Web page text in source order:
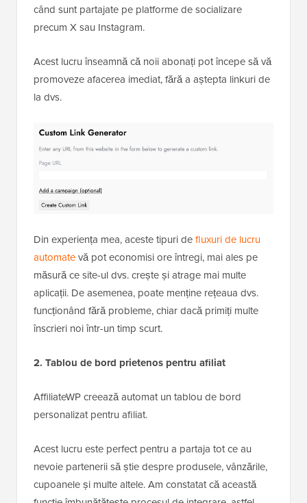
când sunt partajate pe platforme de socializare
precum X sau Instagram.
Acest lucru înseamnă că noii abonați pot începe să vă
promoveze afacerea imediat, fără a aștepta linkuri de
la dvs.
Din experiența mea, aceste tipuri defluxuri de lucru
automatevă pot economisi ore întregi, mai ales pe
măsură ce site-ul dvs. crește și atrage mai multe
aplicații. De asemenea, poate menține rețeaua dvs.
funcționând fără probleme, chiar dacă primiți multe
înscrieri noi într-un timp scurt.
2. Tablou de bord prietenos pentru afiliat
AffiliateWP creează automat un tablou de bord
personalizat pentru afiliat.
Acest lucru este perfect pentru a partaja tot ce au
nevoie partenerii să știe despre produsele, vânzările,
cupoanele și multe altele. Am constatat că această